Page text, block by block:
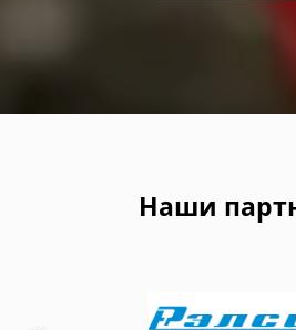
Наши